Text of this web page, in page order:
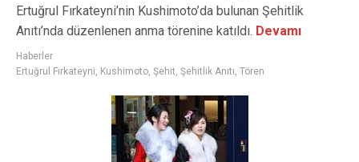
Ertuğrul Fırkateyni’nin Kushimoto’da bulunan Şehitlik
Anıtı’nda düzenlenen anma törenine katıldı. Devamı
Haberler
Ertuğrul Fırkateyni, Kushimoto, Şehit, Şehitlik Anıtı, Tören